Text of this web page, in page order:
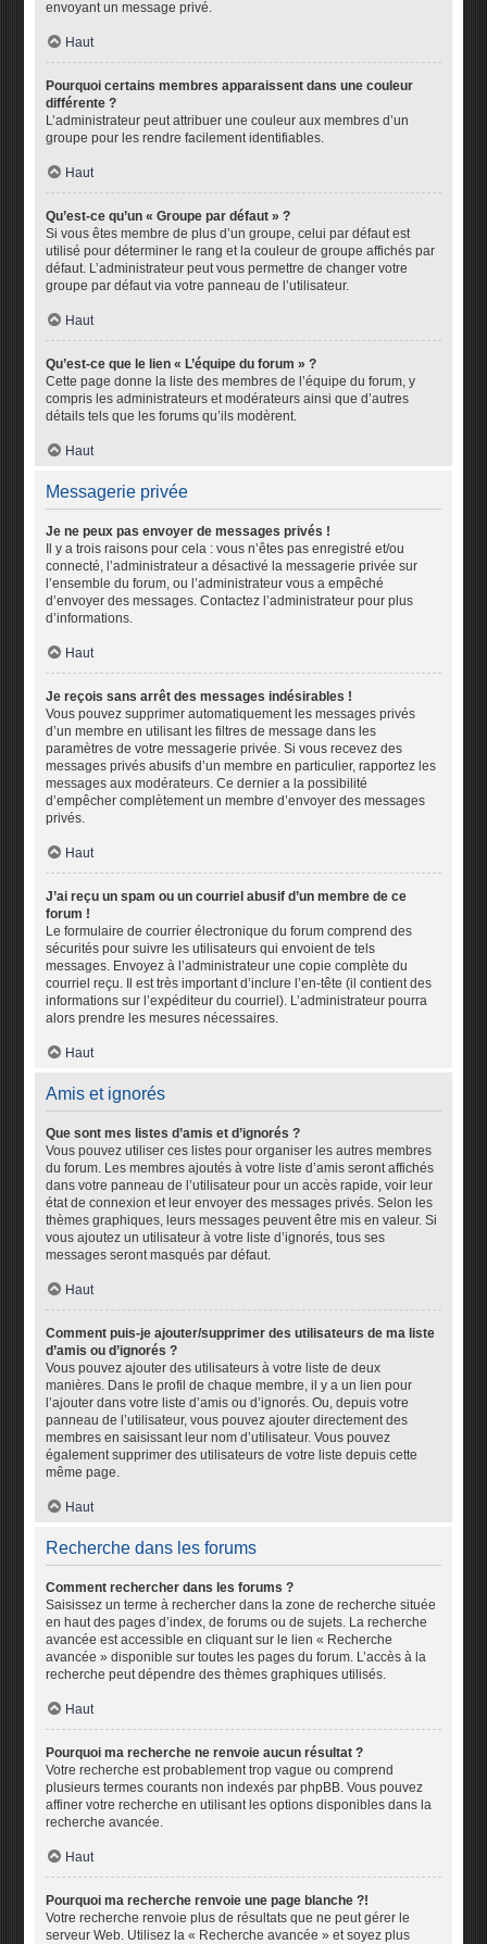
envoyant un message privé.
Haut
Pourquoi certains membres apparaissent dans une couleur
différente ?
L’administrateur peut attribuer une couleur aux membres d’un
groupe pour les rendre facilement identifiables.
Haut
Qu’est-ce qu’un « Groupe par défaut » ?
Si vous êtes membre de plus d’un groupe, celui par défaut est
utilisé pour déterminer le rang et la couleur de groupe affichés par
défaut. L’administrateur peut vous permettre de changer votre
groupe par défaut via votre panneau de l’utilisateur.
Haut
Qu’est-ce que le lien « L’équipe du forum » ?
Cette page donne la liste des membres de l’équipe du forum, y
compris les administrateurs et modérateurs ainsi que d’autres
détails tels que les forums qu’ils modèrent.
Haut
Messagerie privée
Je ne peux pas envoyer de messages privés !
Il y a trois raisons pour cela : vous n’êtes pas enregistré et/ou
connecté, l’administrateur a désactivé la messagerie privée sur
l’ensemble du forum, ou l’administrateur vous a empêché
d’envoyer des messages. Contactez l’administrateur pour plus
d’informations.
Haut
Je reçois sans arrêt des messages indésirables !
Vous pouvez supprimer automatiquement les messages privés
d’un membre en utilisant les filtres de message dans les
paramètres de votre messagerie privée. Si vous recevez des
messages privés abusifs d’un membre en particulier, rapportez les
messages aux modérateurs. Ce dernier a la possibilité
d’empêcher complètement un membre d’envoyer des messages
privés.
Haut
J’ai reçu un spam ou un courriel abusif d’un membre de ce
forum !
Le formulaire de courrier électronique du forum comprend des
sécurités pour suivre les utilisateurs qui envoient de tels
messages. Envoyez à l’administrateur une copie complète du
courriel reçu. Il est très important d’inclure l’en-tête (il contient des
informations sur l’expéditeur du courriel). L’administrateur pourra
alors prendre les mesures nécessaires.
Haut
Amis et ignorés
Que sont mes listes d’amis et d’ignorés ?
Vous pouvez utiliser ces listes pour organiser les autres membres
du forum. Les membres ajoutés à votre liste d’amis seront affichés
dans votre panneau de l’utilisateur pour un accès rapide, voir leur
état de connexion et leur envoyer des messages privés. Selon les
thèmes graphiques, leurs messages peuvent être mis en valeur. Si
vous ajoutez un utilisateur à votre liste d’ignorés, tous ses
messages seront masqués par défaut.
Haut
Comment puis-je ajouter/supprimer des utilisateurs de ma liste
d’amis ou d’ignorés ?
Vous pouvez ajouter des utilisateurs à votre liste de deux
manières. Dans le profil de chaque membre, il y a un lien pour
l’ajouter dans votre liste d’amis ou d’ignorés. Ou, depuis votre
panneau de l’utilisateur, vous pouvez ajouter directement des
membres en saisissant leur nom d’utilisateur. Vous pouvez
également supprimer des utilisateurs de votre liste depuis cette
même page.
Haut
Recherche dans les forums
Comment rechercher dans les forums ?
Saisissez un terme à rechercher dans la zone de recherche située
en haut des pages d’index, de forums ou de sujets. La recherche
avancée est accessible en cliquant sur le lien « Recherche
avancée » disponible sur toutes les pages du forum. L’accès à la
recherche peut dépendre des thèmes graphiques utilisés.
Haut
Pourquoi ma recherche ne renvoie aucun résultat ?
Votre recherche est probablement trop vague ou comprend
plusieurs termes courants non indexés par phpBB. Vous pouvez
affiner votre recherche en utilisant les options disponibles dans la
recherche avancée.
Haut
Pourquoi ma recherche renvoie une page blanche ?!
Votre recherche renvoie plus de résultats que ne peut gérer le
serveur Web. Utilisez la « Recherche avancée » et soyez plus